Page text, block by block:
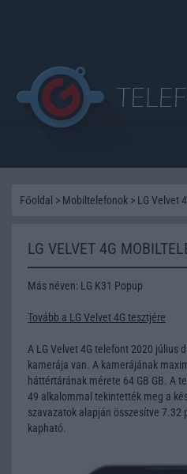
Főoldal > Mobiltelefonok > LG Velvet
LG VELVET 4G
Más néven: LG K31 Popup
Tovább a LG Velvet 4G tesztjére
A LG Velvet 4G telefont 2020 július
kamerája van. A kamerájának
háttértárának mérete 64 GB GB. A
49 alkalommal tekintették meg a
szavazatok alapján összesítve 7.32
kapható.